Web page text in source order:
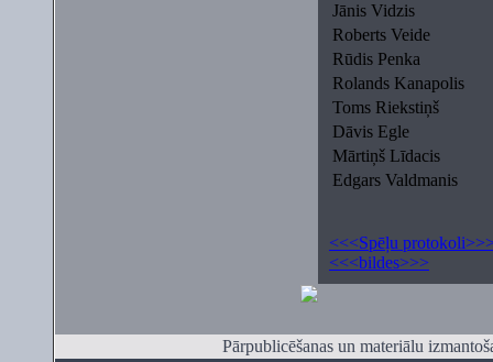
Jānis Vidzis
Roberts Veide
Rūdis Penka
Rolands Kanapolis
Toms Riekstiņš
Dāvis Egle
Mārtiņš Līdacis
Edgars Valdmanis
<<<Spēļu
<<<bildes>>>
Pārpublicēšanas un materiālu